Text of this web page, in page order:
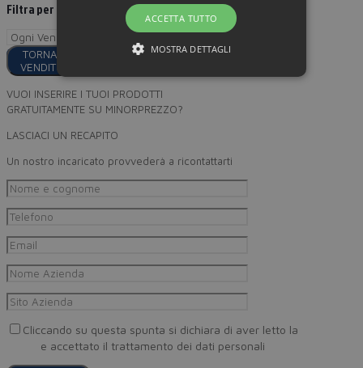
Filtra per
TORNA AI
VENDITORI
VUOI INSERIRE I TUOI PRODOTTI
GRATUITAMENTE SU MINORPREZZO?
LASCIACI UN RECAPITO
Un nostro incaricato provvederà a ricontattarti
Cliccando su questa spunta si dichiara di aver letto la
e accettato il trattamento dei dati personali
ACCETTA TUTTO
MOSTRA DETTAGLI